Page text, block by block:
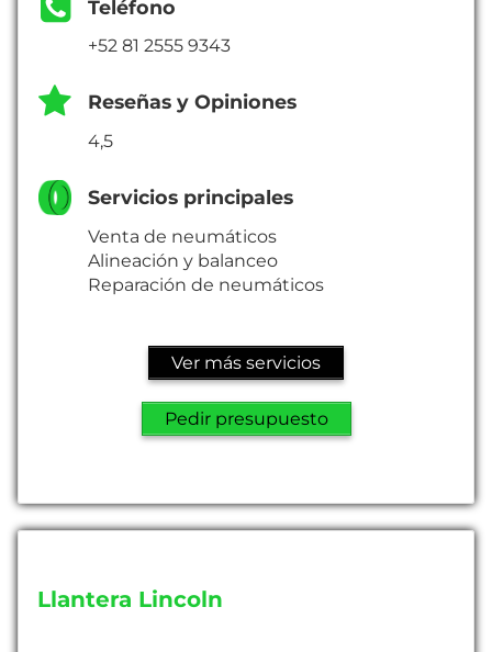
Teléfono
+52 81 2555 9343
Reseñas y Opiniones
4,5
Servicios principales
Venta de neumáticos
Alineación y balanceo
Reparación de neumáticos
Ver más servicios
Pedir presupuesto
Llantera Lincoln